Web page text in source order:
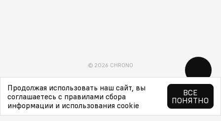
© 2026 CHRONO
Продолжая использовать наш сайт, вы
соглашаетесь с правилами сбора
информации и использования cookie
ВСЕ
ПОНЯТНО